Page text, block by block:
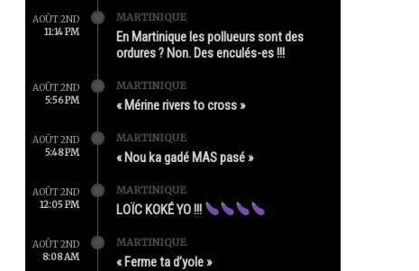
AOÛT 2ND
11:14 PM
MARTINIQUE
En Martinique les pollueurs sont des
ordures ? Non. Des enculés-es !!!
AOÛT 2ND
5:56 PM
MARTINIQUE
« Mérine rivers to cross »
AOÛT 2ND
5:48 PM
MARTINIQUE
« Nou ka gadé MAS pasé »
AOÛT 2ND
12:05 PM
MARTINIQUE
LOÏC KOKÉ YO !!!
AOÛT 2ND
8:08 AM
MARTINIQUE
« Ferme ta d’yole »